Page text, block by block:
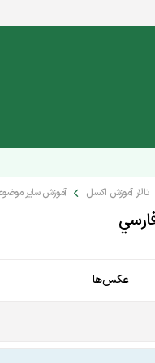
تالار آموزش اکسل آموزش سایر
عکس‌ها